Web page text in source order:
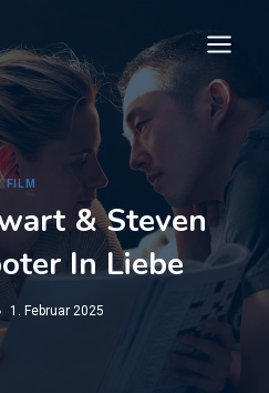
FILM
& Steven
In Liebe
1. Februar 2025